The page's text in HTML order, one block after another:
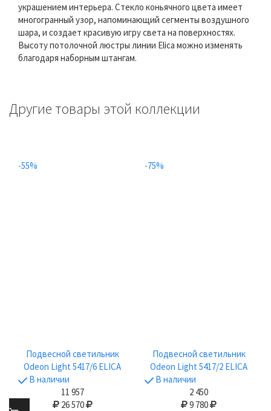
украшением интерьера. Стекло коньячного цвета имеет
многогранный узор, напоминающий сегменты воздушного
шара, и создает красивую игру света на поверхностях.
Высоту потолочной люстры линии Elica можно изменять
благодаря наборным штангам.
Другие товары этой коллекции
-55%
Подвесной светильник
Odeon Light 5417/6 ELICA
В наличии
11 957
26 570
-75%
Подвесной светильник
Odeon Light 5417/2 ELICA
В наличии
2 450
9 780